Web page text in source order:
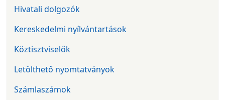
Hivatali dolgozók
Kereskedelmi nyílvántartások
Köztisztviselők
Letölthető nyomtatványok
Számlaszámok